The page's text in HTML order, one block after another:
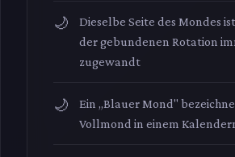
Dieselbe Seite des Mondes
der gebundenen Rotation
zugewandt
Ein „Blauer Mond"
Vollmond in einem